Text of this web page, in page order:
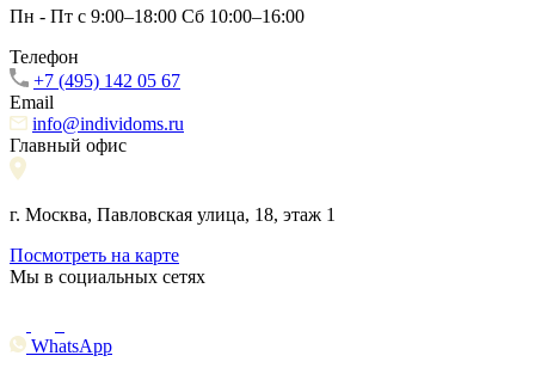
Пн - Пт с 9:00–18:00 Сб 10:00–16:00
Телефон
+7 (495) 142 05 67
Email
info@individoms.ru
Главный офис
г. Москва, Павловская улица, 18, этаж 1
Посмотреть на карте
Мы в социальных сетях
WhatsApp